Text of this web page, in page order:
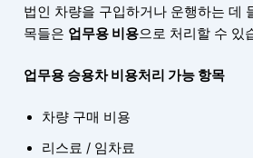
법인 차량을 구입하거나 운행하는 데
목들은 업무용 비용으로 처리할 수 있
업무용 승용차 비용처리 가능 항목
차량 구매 비용
리스료 / 임차료